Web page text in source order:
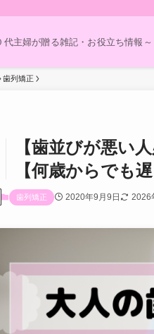
代主婦が贈る雑記・お役立ち情報～
歯列矯正
【歯並びが悪い
【何歳からでも
歯列矯正 2020年9月9日 2026